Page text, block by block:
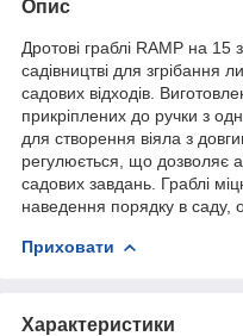
Опис
Дротові граблі RAMP на 15
садівництві для згрібання
садових відходів.
прикріплених до ручки з
для створення віяла з
регулюється, що дозволяє
садових завдань. Граблі
наведення порядку в саду,
Приховати
Характеристики